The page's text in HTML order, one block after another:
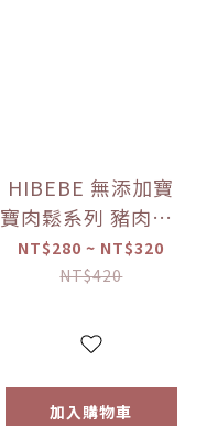
HIBEBE 無添加寶
寶肉鬆系列 豬肉鬆/
雞肉鬆/旗魚鬆(2包
入/組)（10個月以
定】
NT$280 ~ NT$320
NT$420
加入購物車